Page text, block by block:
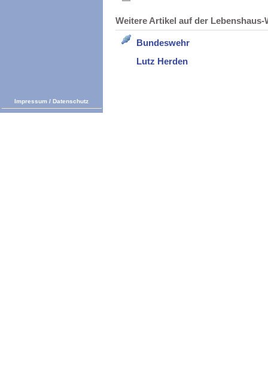
Weitere Artikel auf der
Bundeswehr
Lutz Herden
Impressum / Datenschutz